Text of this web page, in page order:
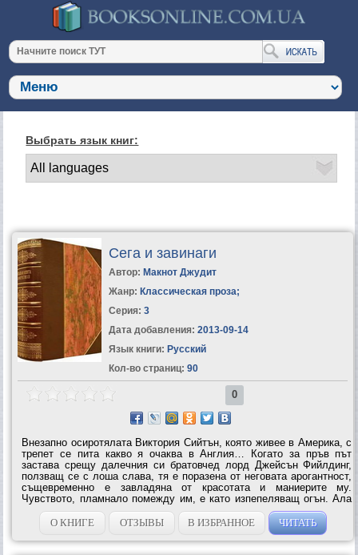
Выбрать язык книг:
Сега и завинаги
Автор: Макнот Джудит
Жанр: Классическая проза;
Серия: 3
Дата добавления: 2013-09-14
Язык книги: Русский
Кол-во страниц: 90
0
Внезапно осиротялата Виктория Сийтън, която живее в Америка, с
трепет се пита какво я очаква в Англия… Когато за пръв път
застава срещу далечния си братовчед лорд Джейсън Фийлдинг,
ползващ се с лоша слава, тя е поразена от неговата арогантност,
същевременно е завладяна от красотата и маниерите му.
Чувството, пламнало помежду им, е като изпепеляващ огън. Ала
едва след като вече е съпруга на Джейсън, Виктория открива
предателството,...
О КНИГЕ ОТЗЫВЫ В ИЗБРАННОЕ ЧИТАТЬ